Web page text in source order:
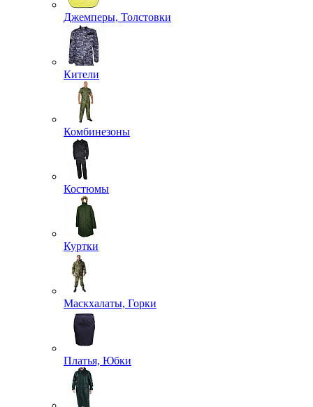
Джемперы, Толстовки
Кители
Комбинезоны
Костюмы
Куртки
Маскхалаты, Горки
Платья, Юбки